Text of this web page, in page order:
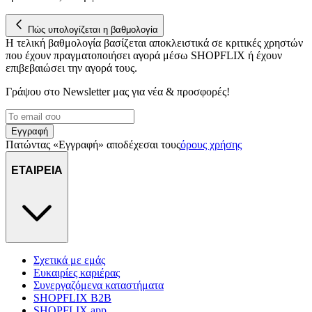
στη συσκευή σας, με σκοπό την προβολή εξατομικευμένων
διαφημίσεων και περιεχομένου, τις μετρήσεις σχετικά με
διαφημίσεις και περιεχόμενο, την καλύτερη εικόνα του κοινού
μας και την ανάπτυξη προϊόντων. Επίσης, κοινοποιούμε
πληροφορίες σχετικά με την από μέρους σας χρήση της
τοποθεσίας μας στους συνεργάτες μέσων κοινωνικής
δικτύωσης, διαφημίσεων και ανάλυσης.
Πώς υπολογίζεται η βαθμολογία
Η τελική βαθμολογία βασίζεται αποκλειστικά σε κριτικές χρηστών
που έχουν πραγματοποιήσει αγορά μέσω SHOPFLIX ή έχουν
επιβεβαιώσει την αγορά τους.
Γράψου στο Νewsletter μας για νέα & προσφορές!
Εγγραφή
Πατώντας «Εγγραφή» αποδέχεσαι τουςόρους χρήσης
ΕΤΑΙΡΕΙΑ
Σχετικά με εμάς
Ευκαιρίες καριέρας
Συνεργαζόμενα καταστήματα
SHOPFLIX B2B